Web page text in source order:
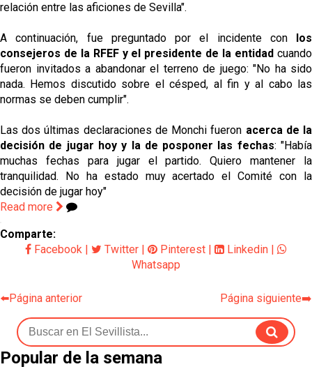
relación entre las aficiones de Sevilla".
A continuación, fue preguntado por el incidente conlos
consejeros de la RFEF y el presidente de la entidad cuando
fueron invitados a abandonar el terreno de juego: "No ha sido
nada. Hemos discutido sobre el césped, al fin y al cabo las
normas se deben cumplir".
Las dos últimas declaraciones de Monchi fueron acerca de la
decisión de jugar hoy y la de posponer las fechas: "Había
muchas fechas para jugar el partido. Quiero mantener la
tranquilidad. No ha estado muy acertado el Comité con la
decisión de jugar hoy"
Read more
Comparte:
Facebook | Twitter | Pinterest | Linkedin |
Whatsapp
⬅️Página anterior Página siguiente➡️
Popular de la semana